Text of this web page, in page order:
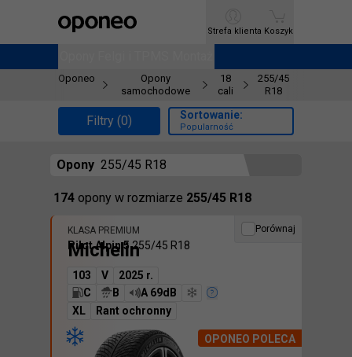
Ctrl M
Strefa klienta
Strefa klienta Koszyk
Koszyk
Oponeo
Opony
samochodowe
18
cali
255/45
R18
Filtry (0) Sortowanie:
Popularność
Opony 255/45 R18
Znaleźliśmy
174 opony w rozmiarze 255/45 R18
Porównaj
KLASA PREMIUM
Michelin
OPONEO POLECA
Pilot Alpin 5 255/45 R18
103 V
2025 r.
C
B
A 69dB
XL
Rant ochronny